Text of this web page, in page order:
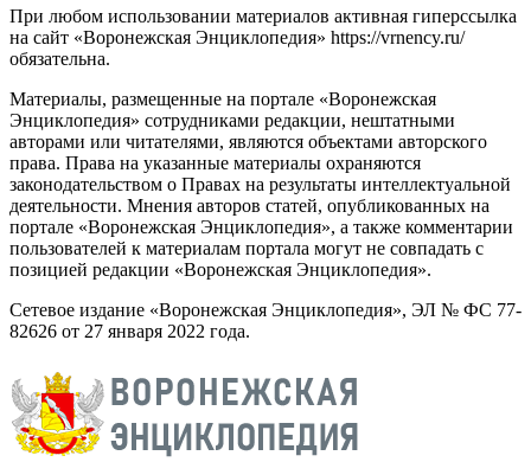
При любом использовании материалов активная гиперссылка
на сайт «Воронежская Энциклопедия» https://vrnency.ru/
обязательна.
Материалы, размещенные на портале «Воронежская
Энциклопедия» сотрудниками редакции, нештатными
авторами или читателями, являются объектами авторского
права. Права на указанные материалы охраняются
законодательством о Правах на результаты интеллектуальной
деятельности. Мнения авторов статей, опубликованных на
портале «Воронежская Энциклопедия», а также комментарии
пользователей к материалам портала могут не совпадать с
позицией редакции «Воронежская Энциклопедия».
Сетевое издание «Воронежская Энциклопедия», ЭЛ № ФС 77-
82626 от 27 января 2022 года.